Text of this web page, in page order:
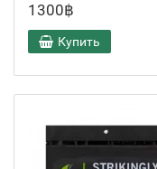
1300฿
Купить